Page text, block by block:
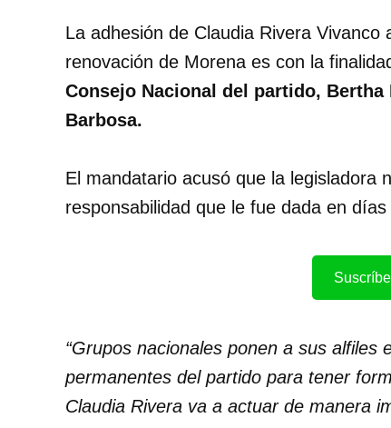
La adhesión de Claudia Rivera
renovación de Morena es con la
Consejo Nacional del partido,
Barbosa.
El mandatario acusó que la legisladora
responsabilidad que le fue dada en días
“Grupos nacionales ponen a sus
permanentes del partido para tener
Claudia Rivera va a actuar de manera